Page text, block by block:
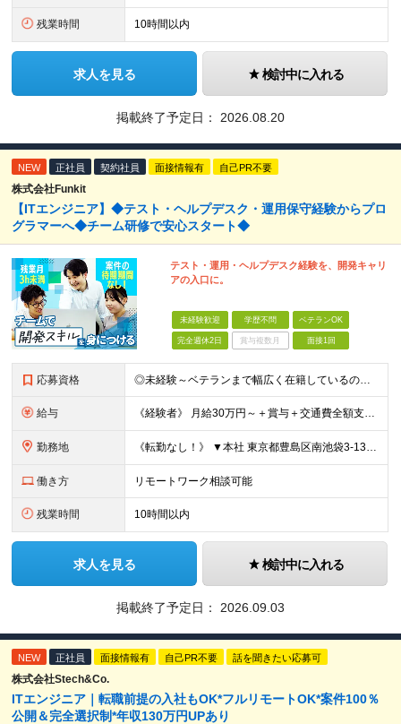
残業時間 10時間以内
求人を見る 検討中に入れる
掲載終了予定日： 2026.08.20
NEW 正社員 契約社員 面接情報有 自己PR不要
株式会社Funkit
【ITエンジニア】◆テスト・ヘルプデスク・運用保守経験からプロ
グラマーへ◆チーム研修で安心スタート◆
テスト・運用・ヘルプデスク経験を、開発キャリ
アの入口に。
未経験歓迎 学歴不問 ベテランOK
完全週休2日 賞与複数月 面接1回
応募資格 ◎未経験～ベテランまで幅広く在籍しているので大丈夫！◎ ＼こんなアナタにピッタリです♪／ ◆IT業界で手に職を付けて活躍したい方 ◆サポート体制が整っている会社で働きたい方 ◆フラットな社風の会社で
給与 《経験者》 月給30万円～＋賞与＋交通費全額支給 《未経験者》 月給23万円～＋賞与＋交通費全額支給 ※上記月給には固定残業代（20時間分／《経験者》40,600円～《未経験者》31,100円～）
勤務地 《転勤なし！》 ▼本社 東京都豊島区南池袋3-13-8 ホウエイビル9F ▼開発拠点 東京都豊島区南池袋3-13-5 KJ南池袋ビル4階 【東京本社or首都圏の各プロジェクト先】 ▼各プロジェクト
働き方 リモートワーク相談可能
残業時間 10時間以内
求人を見る 検討中に入れる
掲載終了予定日： 2026.09.03
NEW 正社員 面接情報有 自己PR不要 話を聞きたい応募可
株式会社Stech&Co.
ITエンジニア｜転職前提の入社もOK*フルリモートOK*案件100％
公開＆完全選択制*年収130万円UPあり